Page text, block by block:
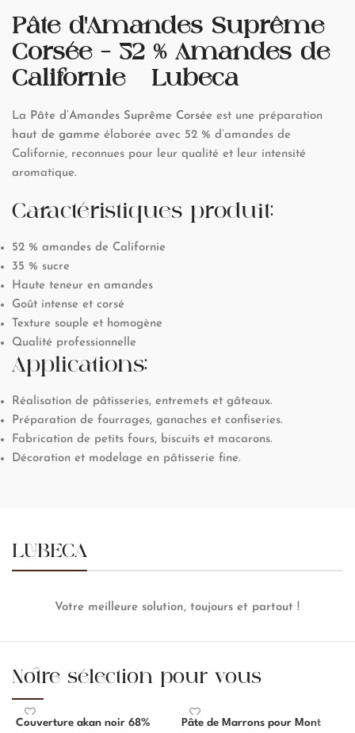
Pâte d’Amandes Suprême
Corsée – 52 % Amandes de
Californie - Lubeca
La Pâte d’Amandes Suprême Corsée est une préparation
haut de gamme élaborée avec 52 % d’amandes de
Californie, reconnues pour leur qualité et leur intensité
aromatique.
Caractéristiques produit:
52 % amandes de Californie
35 % sucre
Haute teneur en amandes
Goût intense et corsé
Texture souple et homogène
Qualité professionnelle
Applications:
Réalisation de pâtisseries, entremets et gâteaux.
Préparation de fourrages, ganaches et confiseries.
Fabrication de petits fours, biscuits et macarons.
Décoration et modelage en pâtisserie fine.
LUBECA
Votre meilleure solution, toujours et partout !
Notre sélection pour vous
Couverture akan noir 68%
Pâte de Marrons pour Mont